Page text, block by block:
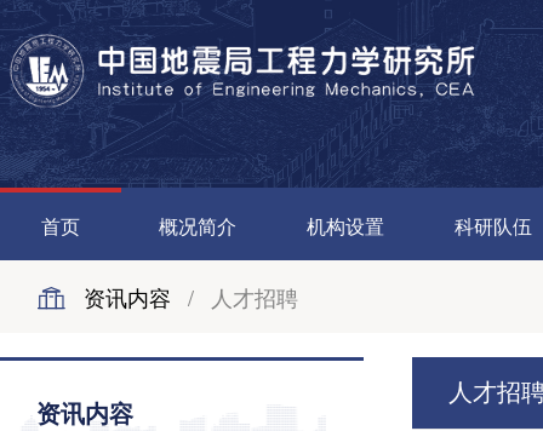
首页 概况简介 机构设置 科研队伍
资讯内容 / 人才招聘
资讯内容
人才招